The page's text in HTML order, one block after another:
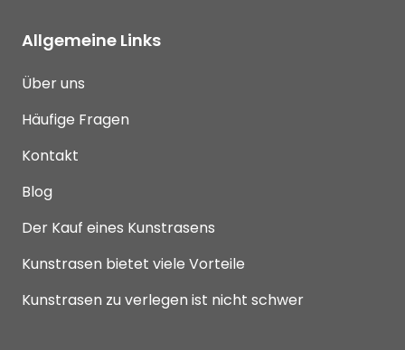
Allgemeine Links
Über uns
Häufige Fragen
Kontakt
Blog
Der Kauf eines Kunstrasens
Kunstrasen bietet viele Vorteile
Kunstrasen zu verlegen ist nicht schwer